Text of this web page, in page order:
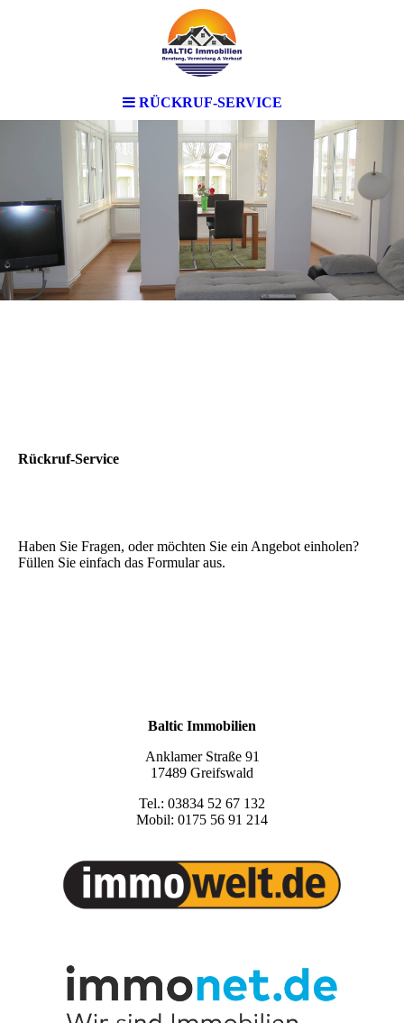
RÜCKRUF-SERVICE
Rückruf-Service
Haben Sie Fragen, oder möchten Sie ein Angebot einholen?
Füllen Sie einfach das Formular aus.
Baltic Immobilien
Anklamer Straße 91
17489 Greifswald
Tel.: 03834 52 67 132
Mobil: 0175 56 91 214